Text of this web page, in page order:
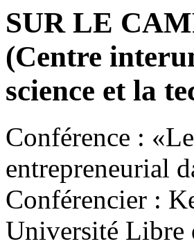
SUR LE
(Centre
science et la
Conférence :
entrepreneurial
Conférencier :
Université